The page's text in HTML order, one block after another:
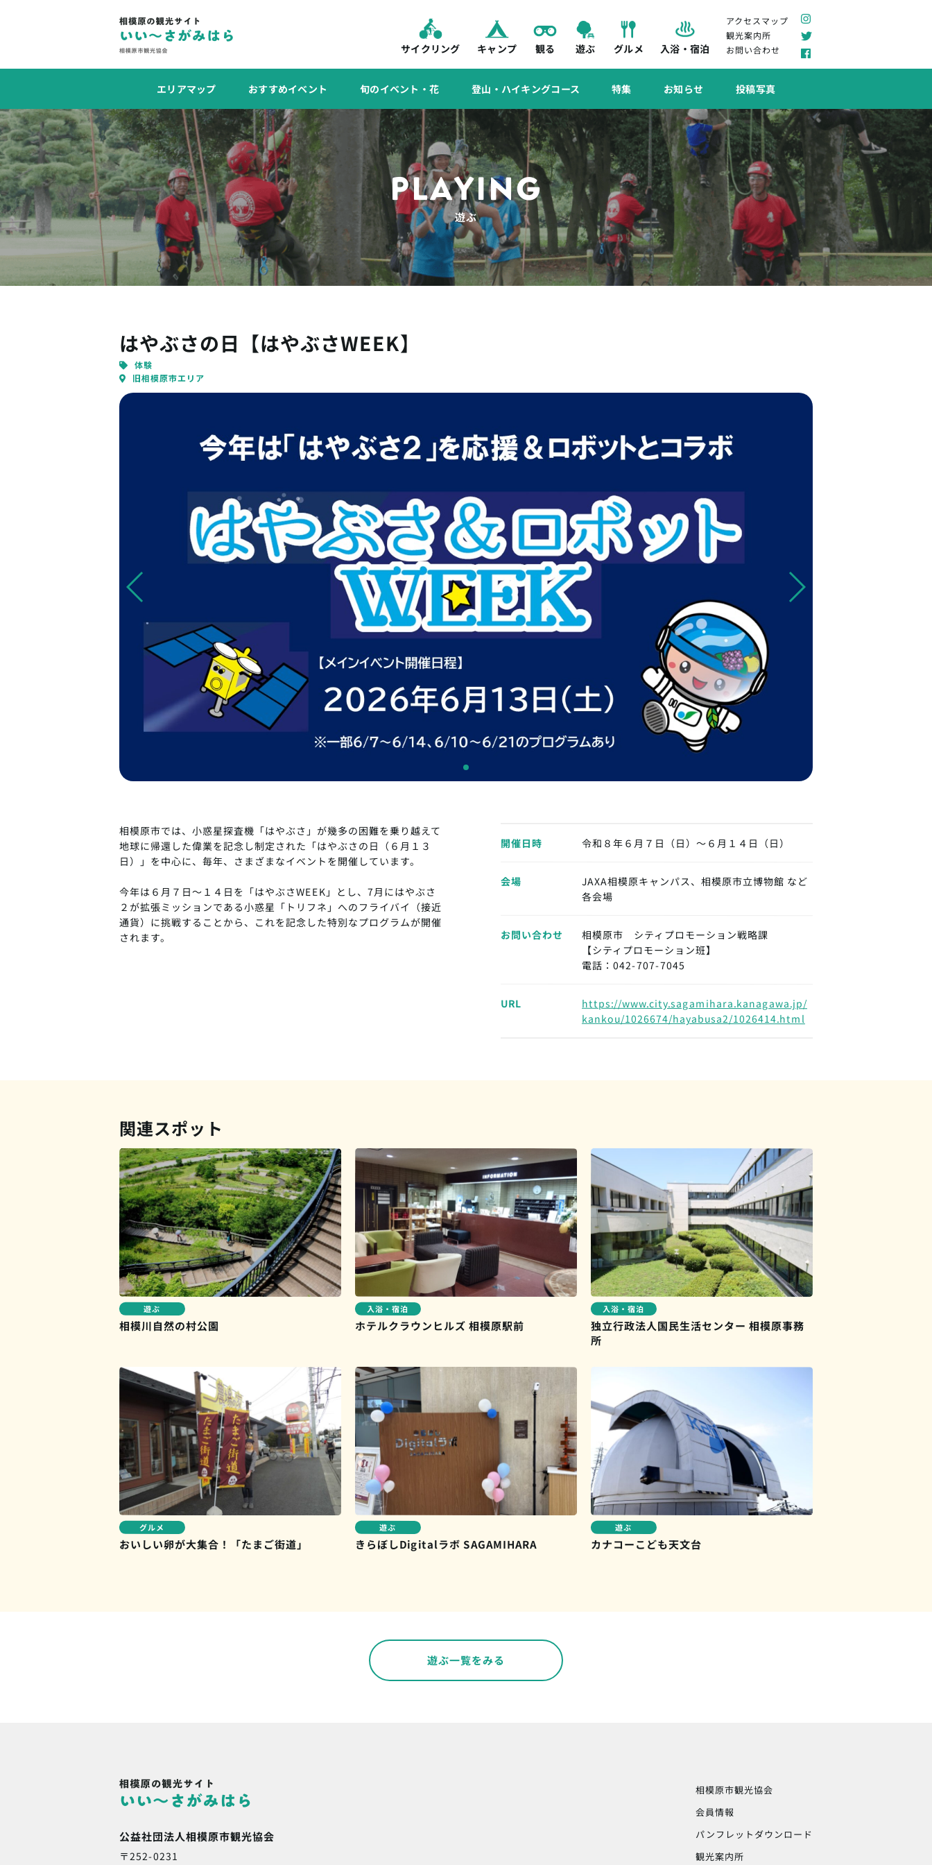
サイクリング キャンプ 観る 遊ぶ グルメ 入浴・宿泊
アクセスマップ
観光案内所
お問い合わせ
エリアマップ おすすめイベント 旬のイベント・花 登山・ハイキングコース 特集 お知らせ 投稿写真
PLAYING
遊ぶ
はやぶさの日【はやぶさWEEK】
体験
旧相模原市エリア
相模原市では、小惑星探査機「はやぶさ」が幾多の困難を乗り越えて
地球に帰還した偉業を記念し制定された「はやぶさの日（６月１３
日）」を中心に、毎年、さまざまなイベントを開催しています。
今年は６月７日～１４日を「はやぶさWEEK」とし、7月にはやぶさ
２が拡張ミッションである小惑星「トリフネ」へのフライバイ（接近
通貨）に挑戦することから、これを記念した特別なプログラムが開催
されます。
開催日時 令和８年６月７日（日）～６月１４日（日）
会場 JAXA相模原キャンパス、相模原市立博物館 など
各会場
お問い合わせ 相模原市 シティプロモーション戦略課
【シティプロモーション班】
電話：042-707-7045
URL https://www.city.sagamihara.kanagawa.jp/
kankou/1026674/hayabusa2/1026414.html
関連スポット
遊ぶ
相模川自然の村公園
入浴・宿泊
ホテルクラウンヒルズ 相模原駅前
入浴・宿泊
独立行政法人国民生活センター 相模原事務
所
グルメ
おいしい卵が大集合！「たまご街道」
遊ぶ
きらぼしDigitalラボ SAGAMIHARA
遊ぶ
カナコーこども天文台
遊ぶ一覧をみる
公益社団法人相模原市観光協会
〒252-0231
相模原市観光協会
会員情報
パンフレットダウンロード
観光案内所